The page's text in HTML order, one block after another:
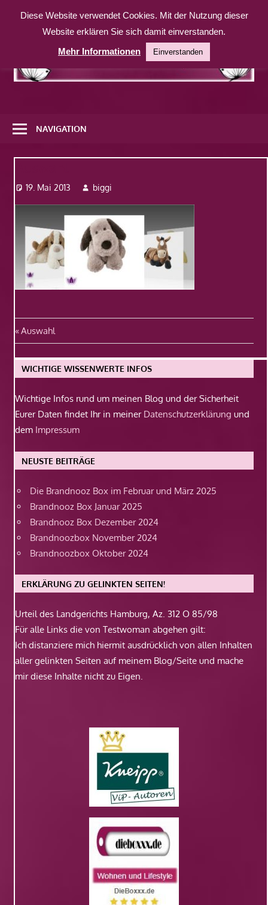
Inhalt
weitere
Website
NAVIGATION
19. Mai 2013 biggi
Beitragsnavigation
Vorheriger
Beitrag:
Auswahl
WICHTIGE WISSENWERTE INFOS
Wichtige Infos rund um meinen Blog und der Sicherheit
Eurer Daten findet Ihr in meiner Datenschutzerklärung und
dem Impressum
NEUSTE BEITRÄGE
Die Brandnooz Box im Februar und März 2025
Brandnooz Box Januar 2025
Brandnooz Box Dezember 2024
Brandnoozbox November 2024
Brandnoozbox Oktober 2024
ERKLÄRUNG ZU GELINKTEN SEITEN!
Urteil des Landgerichts Hamburg, Az. 312 O 85/98
Für alle Links die von Testwoman abgehen gilt:
Ich distanziere mich hiermit ausdrücklich von allen Inhalten
aller gelinkten Seiten auf meinem Blog/Seite und mache
mir diese Inhalte nicht zu Eigen.
Diese Website verwendet Cookies. Mit der Nutzung dieser
Website erklären Sie sich damit einverstanden.
Mehr Informationen
Einverstanden